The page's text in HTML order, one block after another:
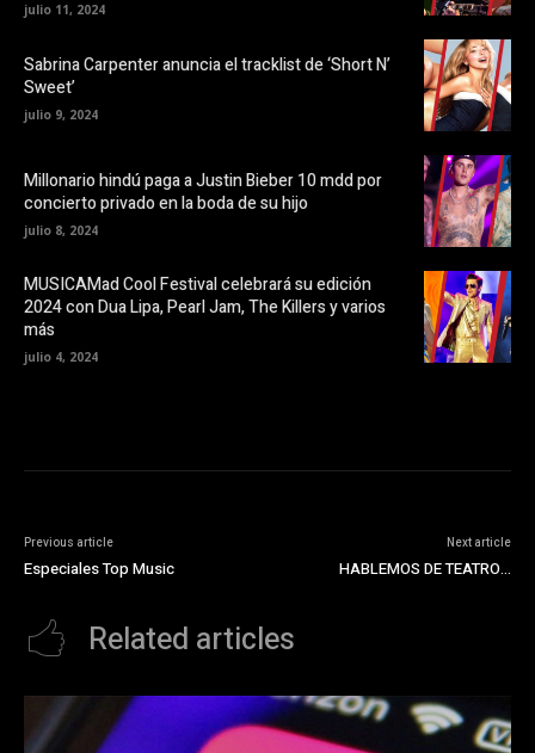
a
e
n
n
n
t
a
n
a
u
e
v
a
v
julio 11, 2024
Sabrina Carpenter anuncia el tracklist de ‘Short N’
Sweet’
julio 9, 2024
Millonario hindú paga a Justin Bieber 10 mdd por
concierto privado en la boda de su hijo
julio 8, 2024
MUSICAMad Cool Festival celebrará su edición
2024 con Dua Lipa, Pearl Jam, The Killers y varios
más
julio 4, 2024
Previous article
Especiales Top Music
Next article
HABLEMOS DE TEATRO…
Related articles